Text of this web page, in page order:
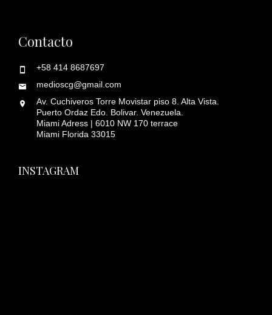
Contacto
+58 414 8687697
medioscg@gmail.com
Av. Cuchiveros Torre Movistar piso 8. Alta Vista.
Puerto Ordaz Edo. Bolivar. Venezuela.
Miami Adress | 6010 NW 170 terrace
Miami Florida 33015
INSTAGRAM